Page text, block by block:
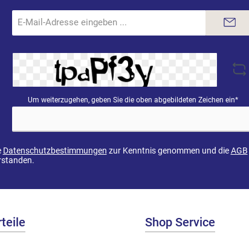
und gehören regelmäßig
ausgetauscht
Mail-
Adresse*
Um weiterzugehen, geben Sie die oben abgebildeten Zeichen ein*
Datenschutzbestimmungen zur Kenntnis genommen und dieAGB
Shop Service